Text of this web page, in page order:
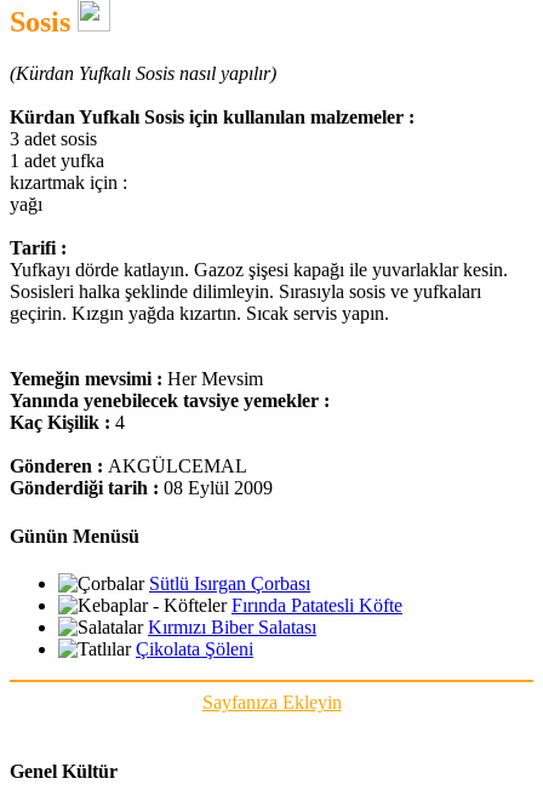
Sosis
(Kürdan Yufkalı Sosis nasıl yapılır)
Kürdan Yufkalı Sosis için kullanılan malzemeler :
3 adet sosis
1 adet yufka
kızartmak için :
yağı
Tarifi :
Yufkayı dörde katlayın. Gazoz şişesi kapağı ile yuvarlaklar kesin.
Sosisleri halka şeklinde dilimleyin. Sırasıyla sosis ve yufkaları
geçirin. Kızgın yağda kızartın. Sıcak servis yapın.
Yemeğin mevsimi : Her Mevsim
Yanında yenebilecek tavsiye yemekler :
Kaç Kişilik : 4
Gönderen : AKGÜLCEMAL
Gönderdiği tarih : 08 Eylül 2009
Günün Menüsü
Sütlü Isırgan Çorbası
Fırında Patatesli Köfte
Kırmızı Biber Salatası
Çikolata Şöleni
Sayfanıza Ekleyin
Genel Kültür